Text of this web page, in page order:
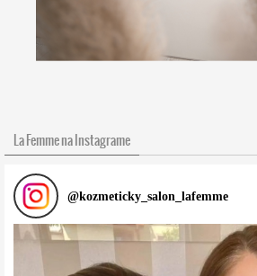
La Femme na Instagrame
@kozmeticky_salon_lafemme